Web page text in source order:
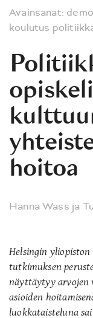
Avainsanat:
koulutus
hoitoa
Hanna Wass ja
Helsingin
tutkimuksen
näyttäytyy arvojen
asioiden
luokkataisteluna